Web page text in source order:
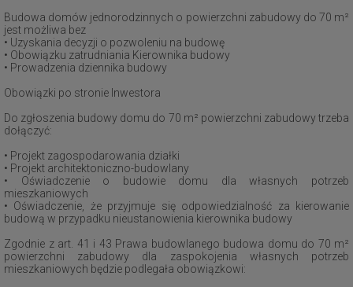
Budowa domów jednorodzinnych o powierzchni zabudowy do 70 m²
jest możliwa bez
• Uzyskania decyzji o pozwoleniu na budowę
• Obowiązku zatrudniania Kierownika budowy
• Prowadzenia dziennika budowy
Obowiązki po stronie Inwestora
Do zgłoszenia budowy domu do 70 m² powierzchni zabudowy trzeba
dołączyć:
• Projekt zagospodarowania działki
• Projekt architektoniczno-budowlany
• Oświadczenie o budowie domu dla własnych potrzeb
mieszkaniowych
• Oświadczenie, że przyjmuje się odpowiedzialność za kierowanie
budową w przypadku nieustanowienia kierownika budowy
Zgodnie z art. 41 i 43 Prawa budowlanego budowa domu do 70 m²
powierzchni zabudowy dla zaspokojenia własnych potrzeb
mieszkaniowych będzie podlegała obowiązkowi: